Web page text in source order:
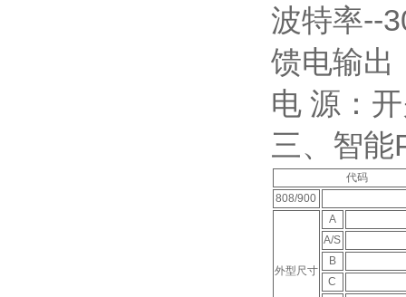
波特率--
馈电输
电 源：
三、智能
代码
808/900
外型尺寸
A
A/S
B
C